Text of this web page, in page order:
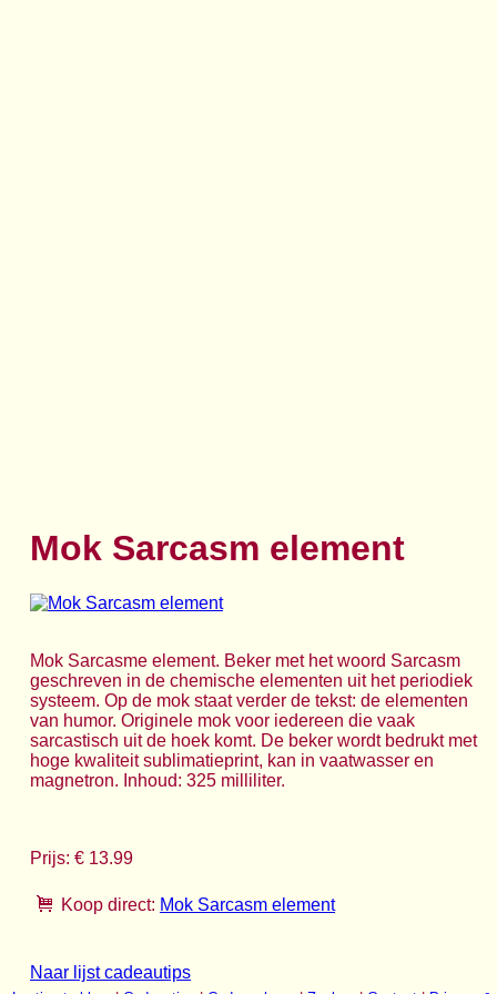
Mok Sarcasm element
Mok Sarcasme element. Beker met het woord Sarcasm
geschreven in de chemische elementen uit het periodiek
systeem. Op de mok staat verder de tekst: de elementen
van humor. Originele mok voor iedereen die vaak
sarcastisch uit de hoek komt. De beker wordt bedrukt met
hoge kwaliteit sublimatieprint, kan in vaatwasser en
magnetron. Inhoud: 325 milliliter.
Prijs: € 13.99
Koop direct: Mok Sarcasm element
Naar lijst cadeautips